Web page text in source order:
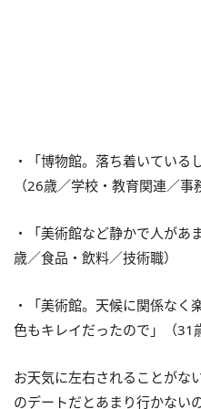
・「博物館。落ち着いている
（26歳／学校・教育関連／事
・「美術館など静かで人が
歳／食品・飲料／技術職）
・「美術館。天候に関係なく
色もキレイだったので」（31
お天気に左右されることがな
のデートだとあまり行かない